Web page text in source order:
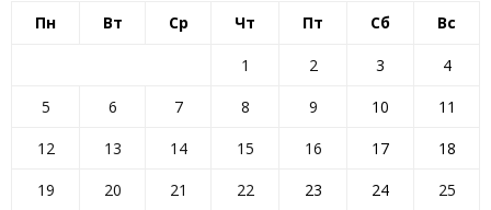
Пн Вт Ср Чт Пт Сб Вс
1 2 3
4
5
6 7 8 9 10
11
12
13 14 15 16 17
18
19
20 21 22 23 24
25
движение первых
День Победы
Занятость населения
Здоровье
Культура
Курс на ЗОЖ
молодёжь района
Новости региона
Образование Общество
ОМВД
Развитие АПК
Растим будущее сегодня
Росреестр